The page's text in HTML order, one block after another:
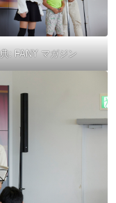
: FANY マガジン